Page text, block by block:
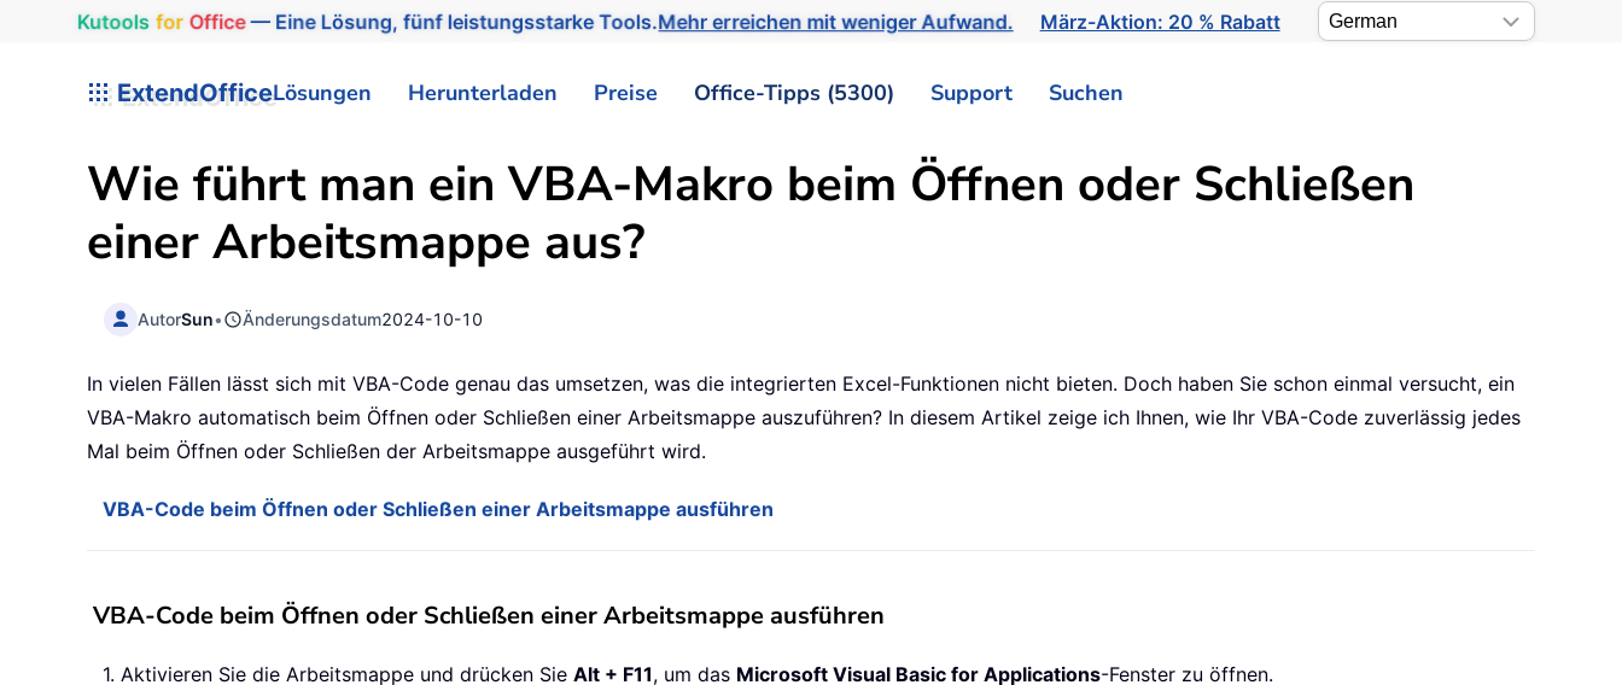
Kutools for Office— Eine Lösung, fünf leistungsstarke Tools.Mehr erreichen mit weniger Aufwand. März-Aktion: 20 % Rabatt
ExtendOfficeLösungen Herunterladen Preise Office-Tipps (5300) Support Suchen
Wie führt man ein VBA-Makro beim Öffnen oder Schließen
einer Arbeitsmappe aus?
AutorSun• Änderungsdatum2024-10-10
In vielen Fällen lässt sich mit VBA-Code genau das umsetzen, was die integrierten Excel-Funktionen nicht bieten. Doch haben Sie schon einmal versucht, ein
VBA-Makro automatisch beim Öffnen oder Schließen einer Arbeitsmappe auszuführen? In diesem Artikel zeige ich Ihnen, wie Ihr VBA-Code zuverlässig jedes
Mal beim Öffnen oder Schließen der Arbeitsmappe ausgeführt wird.
VBA-Code beim Öffnen oder Schließen einer Arbeitsmappe ausführen
VBA-Code beim Öffnen oder Schließen einer Arbeitsmappe ausführen
1. Aktivieren Sie die Arbeitsmappe und drücken Sie Alt + F11, um das Microsoft Visual Basic for Applications-Fenster zu öffnen.